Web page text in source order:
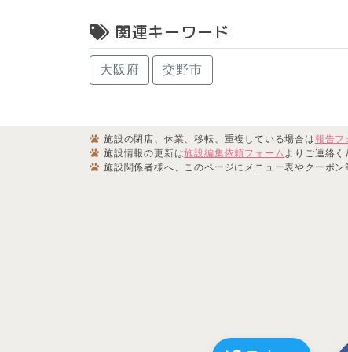
関連キーワード
大阪府 交野市
施設の閉店、休業、移転、重複している場合は報告フ
施設情報の更新は施設編集依頼フォームよりご連絡く
施設関係者様へ、このページにメニュー表やクーポン